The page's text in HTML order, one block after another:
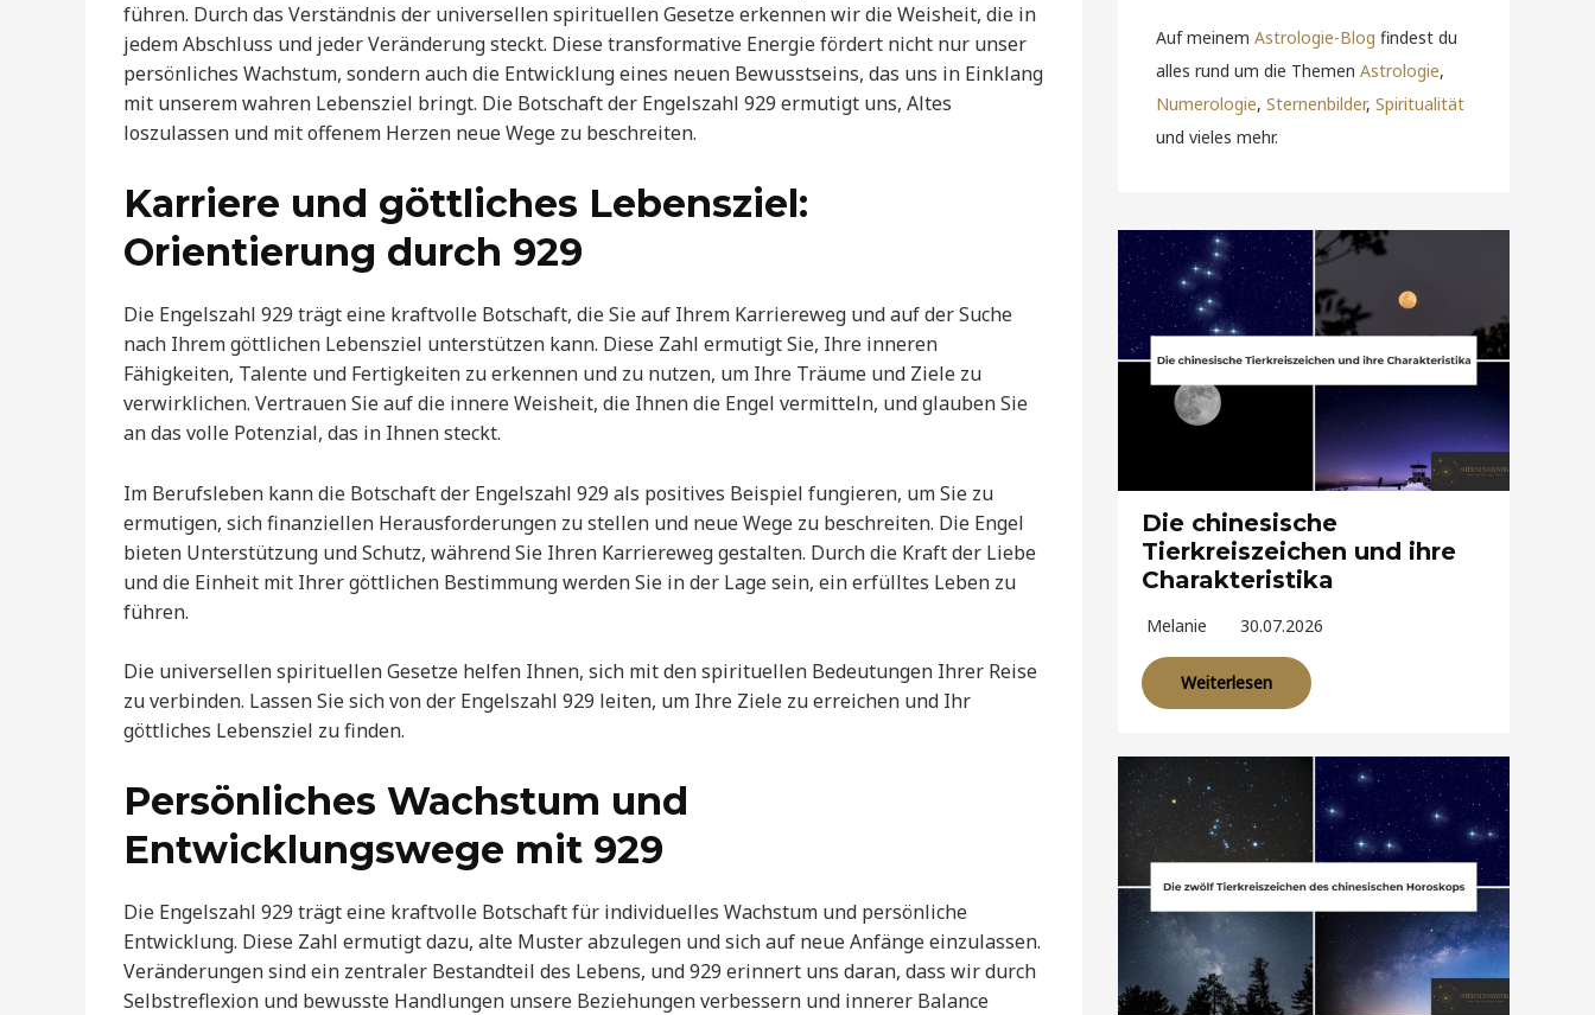
führen. Durch das Verständnis der universellen spirituellen Gesetze erkennen wir die Weisheit, die in
jedem Abschluss und jeder Veränderung steckt. Diese transformative Energie fördert nicht nur unser
persönliches Wachstum, sondern auch die Entwicklung eines neuen Bewusstseins, das uns in Einklang
mit unserem wahren Lebensziel bringt. Die Botschaft der Engelszahl 929 ermutigt uns, Altes
loszulassen und mit offenem Herzen neue Wege zu beschreiten.
Karriere und göttliches Lebensziel:
Orientierung durch 929
Die Engelszahl 929 trägt eine kraftvolle Botschaft, die Sie auf Ihrem Karriereweg und auf der Suche
nach Ihrem göttlichen Lebensziel unterstützen kann. Diese Zahl ermutigt Sie, Ihre inneren
Fähigkeiten, Talente und Fertigkeiten zu erkennen und zu nutzen, um Ihre Träume und Ziele zu
verwirklichen. Vertrauen Sie auf die innere Weisheit, die Ihnen die Engel vermitteln, und glauben Sie
an das volle Potenzial, das in Ihnen steckt.
Im Berufsleben kann die Botschaft der Engelszahl 929 als positives Beispiel fungieren, um Sie zu
ermutigen, sich finanziellen Herausforderungen zu stellen und neue Wege zu beschreiten. Die Engel
bieten Unterstützung und Schutz, während Sie Ihren Karriereweg gestalten. Durch die Kraft der Liebe
und die Einheit mit Ihrer göttlichen Bestimmung werden Sie in der Lage sein, ein erfülltes Leben zu
führen.
Die universellen spirituellen Gesetze helfen Ihnen, sich mit den spirituellen Bedeutungen Ihrer Reise
zu verbinden. Lassen Sie sich von der Engelszahl 929 leiten, um Ihre Ziele zu erreichen und Ihr
göttliches Lebensziel zu finden.
Persönliches Wachstum und
Entwicklungswege mit 929
Die Engelszahl 929 trägt eine kraftvolle Botschaft für individuelles Wachstum und persönliche
Entwicklung. Diese Zahl ermutigt dazu, alte Muster abzulegen und sich auf neue Anfänge einzulassen.
Veränderungen sind ein zentraler Bestandteil des Lebens, und 929 erinnert uns daran, dass wir durch
Selbstreflexion und bewusste Handlungen unsere Beziehungen verbessern und innerer Balance
Auf meinem Astrologie-Blog findest du
alles rund um die Themen Astrologie,
Numerologie, Sternenbilder, Spiritualität
und vieles mehr.
Die chinesische
Tierkreiszeichen und ihre
Charakteristika
Melanie 30.07.2026
Weiterlesen